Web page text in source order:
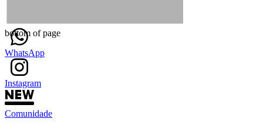
WhatsApp
Instagram
Comunidade
bottom of page